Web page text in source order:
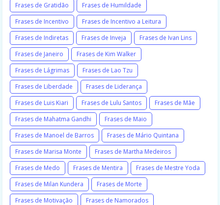
Frases de Gratidão
Frases de Humildade
Frases de Incentivo
Frases de Incentivo a Leitura
Frases de Indiretas
Frases de Inveja
Frases de Ivan Lins
Frases de Janeiro
Frases de Kim Walker
Frases de Lágrimas
Frases de Lao Tzu
Frases de Liberdade
Frases de Liderança
Frases de Luis Kiari
Frases de Lulu Santos
Frases de Mãe
Frases de Mahatma Gandhi
Frases de Maio
Frases de Manoel de Barros
Frases de Mário Quintana
Frases de Marisa Monte
Frases de Martha Medeiros
Frases de Medo
Frases de Mentira
Frases de Mestre Yoda
Frases de Milan Kundera
Frases de Morte
Frases de Motivação
Frases de Namorados